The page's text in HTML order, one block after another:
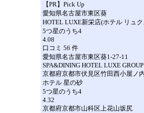
【PR】Pick Up
愛知県名古屋市東区葵
HOTEL LUXE新栄店(ホテル リュ
5つ星のうち4
4.08
口コミ 56 件
愛知県名古屋市東区葵1-27-11
SPA&DINING HOTEL LUXE GROUP
京都府京都市伏見区竹田西小屋ノ
ホテル 星の砂
5つ星のうち4
4.32
京都府京都市山科区上花山坂尻